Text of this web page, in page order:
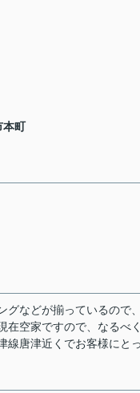
本町
グなどが揃っているの
在空家ですので、なる
線唐津近くでお客様にと